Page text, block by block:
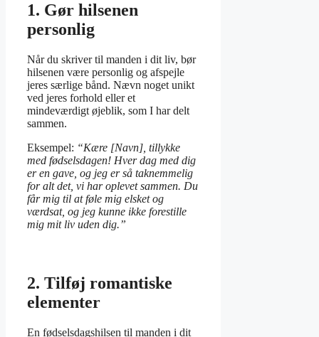
1. Gør hilsenen
personlig
Når du skriver til manden i dit liv, bør
hilsenen være personlig og afspejle
jeres særlige bånd. Nævn noget unikt
ved jeres forhold eller et
mindeværdigt øjeblik, som I har delt
sammen.
Eksempel: “Kære [Navn], tillykke
med fødselsdagen! Hver dag med dig
er en gave, og jeg er så taknemmelig
for alt det, vi har oplevet sammen. Du
får mig til at føle mig elsket og
værdsat, og jeg kunne ikke forestille
mig mit liv uden dig.”
2. Tilføj romantiske
elementer
En fødselsdagshilsen til manden i dit